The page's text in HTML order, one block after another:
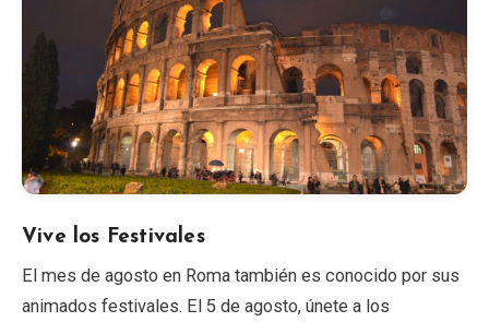
Vive los Festivales
El mes de agosto en Roma también es conocido por sus
animados festivales. El 5 de agosto, únete a los